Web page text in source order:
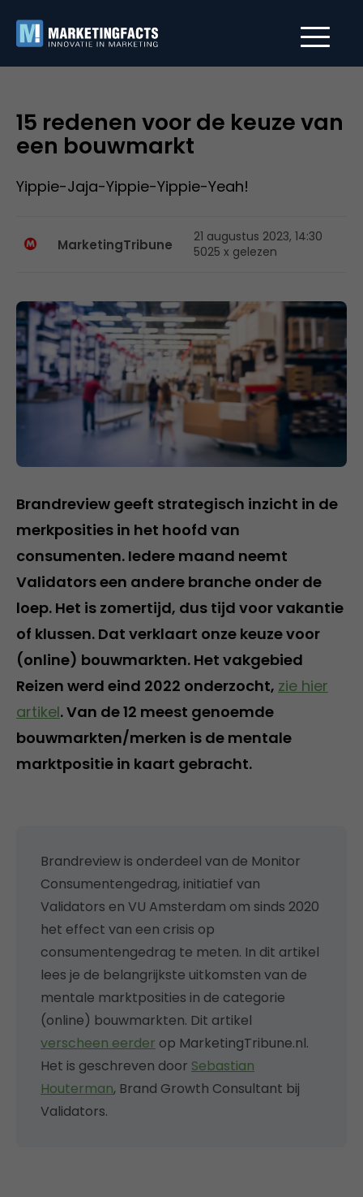
15 redenen voor de keuze van
een bouwmarkt
Yippie-Jaja-Yippie-Yippie-Yeah!
MarketingTribune
21 augustus 2023, 14:30
5025 x gelezen
Brandreview geeft strategisch inzicht in de
merkposities in het hoofd van
consumenten. Iedere maand neemt
Validators een andere branche onder de
loep. Het is zomertijd, dus tijd voor vakantie
of klussen. Dat verklaart onze keuze voor
(online) bouwmarkten. Het vakgebied
Reizen werd eind 2022 onderzocht, zie hier
artikel. Van de 12 meest genoemde
bouwmarkten/merken is de mentale
marktpositie in kaart gebracht.
Brandreview is onderdeel van de Monitor
Consumentengedrag, initiatief van
Validators en VU Amsterdam om sinds 2020
het effect van een crisis op
consumentengedrag te meten. In dit artikel
lees je de belangrijkste uitkomsten van de
mentale marktposities in de categorie
(online) bouwmarkten. Dit artikel
verscheen eerder op MarketingTribune.nl.
Het is geschreven door Sebastian
Houterman, Brand Growth Consultant bij
Validators.